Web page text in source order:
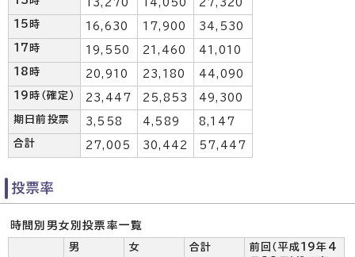
13,270 14,050 27,320
15時 16,630 17,900 34,530
17時 19,550 21,460 41,010
18時 20,910 23,180 44,090
19時（確定） 23,447 25,853 49,300
期日前投票 3,558 4,589 8,147
合計 27,005 30,442 57,447
投票率
時間別男女別投票率一覧
男 女 合計
前回（平成19年4